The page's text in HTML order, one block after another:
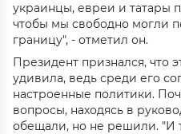
украинцы, евреи и татары
чтобы мы свободно могли
границу", - отметил он.
Президент признался, что
удивила, ведь среди его
настроенные политики.
вопросы, находясь в
обещали, но не решили. "И